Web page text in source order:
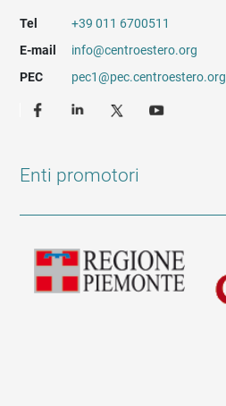
Tel
+39 011 6700511
E-mail
info@centroestero.org
PEC
pec1@pec.centroestero.org
Enti promotori